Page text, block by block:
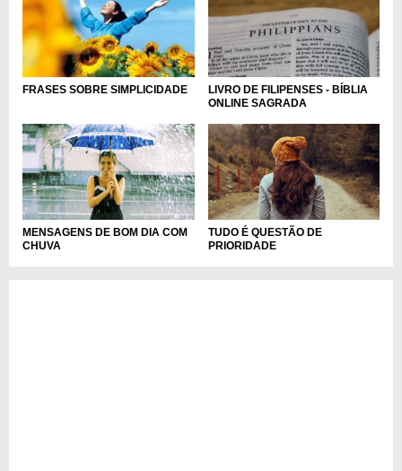
FRASES SOBRE SIMPLICIDADE
LIVRO DE FILIPENSES - BÍBLIA
ONLINE SAGRADA
MENSAGENS DE BOM DIA COM
CHUVA
TUDO É QUESTÃO DE
PRIORIDADE